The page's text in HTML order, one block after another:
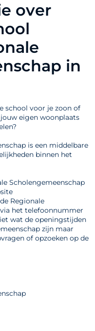
over
in
school voor je zoon of
eigen woonplaats
is een middelbare
binnen het
Scholengemeenschap
Regionale
het telefoonnummer
wat de openingstijden
zijn maar
of opzoeken op de